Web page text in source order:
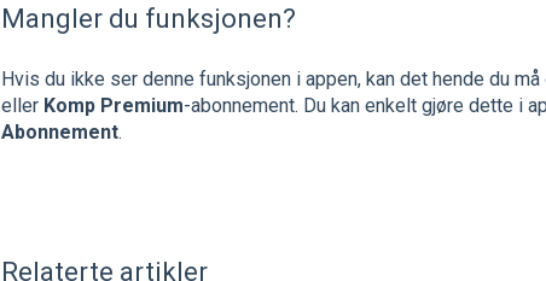
Mangler du funksjonen?
Hvis du ikke ser denne funksjonen i appen, kan det hende du
eller Komp Premium-abonnement. Du kan enkelt gjøre dette i
Abonnement.
Relaterte artikler